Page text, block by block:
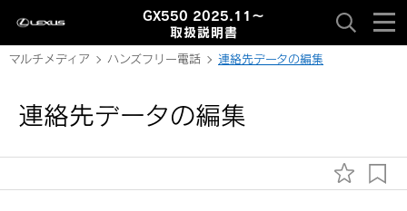
GX550 2025.11～
取扱説明書
マルチメディア ハンズフリー電話 連絡先データの編集
連絡先データの編集